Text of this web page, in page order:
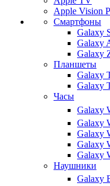
Apple Vision
Смартфоны
Galaxy
Galaxy
Galaxy
Планшеты
Galaxy
Galaxy
Часы
Galaxy
Galaxy
Galaxy
Galaxy
Galaxy
Наушники
Galaxy